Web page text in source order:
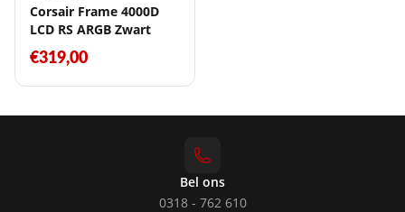
Corsair Frame 4000D
LCD RS ARGB Zwart
€319,00
Bel ons
0318 - 762 610